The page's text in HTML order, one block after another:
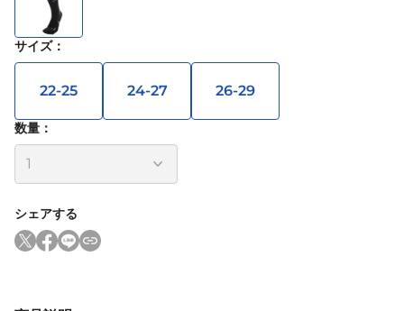
サイズ：
22-25 24-27 26-29
数量：
シェアする